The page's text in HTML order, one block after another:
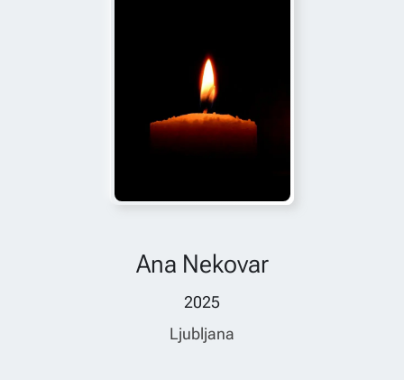
Ana Nekovar
2025
Ljubljana